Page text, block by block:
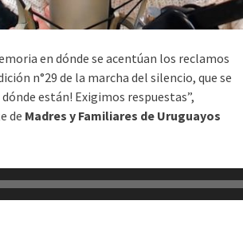
en dónde se acentúan los reclamos
n°29 de la marcha del silencio, que se
están! Exigimos respuestas”,
de Madres y Familiares de Uruguayos